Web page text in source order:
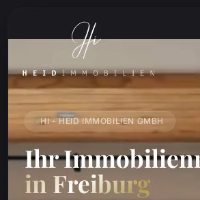
HI - HEID IMMOBILIEN GMBH
Ihr
in Freiburg